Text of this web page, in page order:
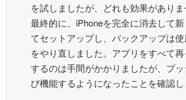
を試しましたが、どれも効果がありま
最終的に、iPhoneを完全に消去して
てセットアップし、バックアップは
をやり直しました。アプリをすべて
するのは手間がかかりましたが、プ
び機能するようになったことを確認し